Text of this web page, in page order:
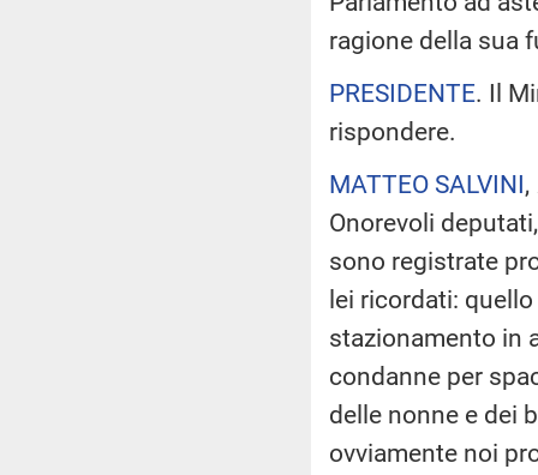
ragione della sua
PRESIDENTE. Il
rispondere.
MATTEO SALVINI,
Onorevoli
sono registrate
lei ricordati:
stazionamento in
condanne per
delle nonne e dei
ovviamente noi